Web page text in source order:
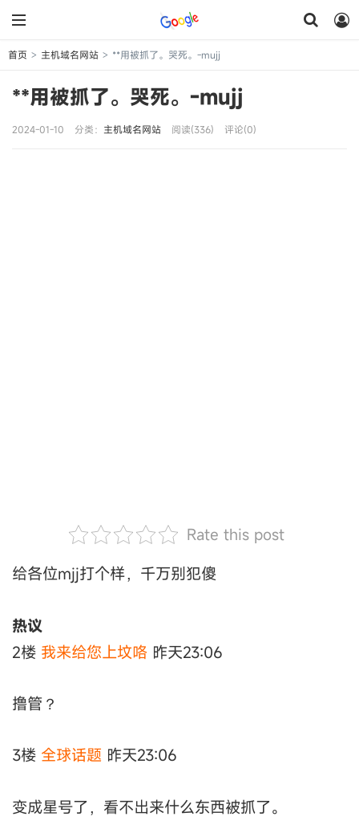
首页 > 主机域名网站 > **用被抓了。哭死。-mujj
**用被抓了。哭死。-mujj
2024-01-10 分类： 主机域名网站 阅读(336) 评论(0)
Rate this post
给各位mjj打个样，千万别犯傻
热议
2楼 我来给您上坟咯 昨天23:06
撸管？
3楼 全球话题 昨天23:06
变成星号了，看不出来什么东西被抓了。